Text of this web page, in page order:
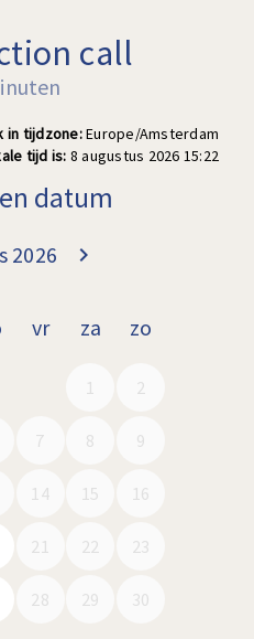
call
in tijdzone:Europe/Amsterdam
tijd is: 8 augustus 2026 15:22
datum
2026
keyboard_arrow_right
vr za zo
1 2
7 8 9
14 15 16
21 22 23
28 29 30